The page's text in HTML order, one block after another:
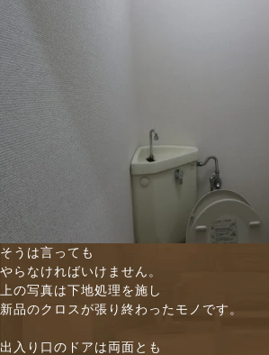
そうは言っても
やらなければいけません。
上の写真は下地処理を施し
新品のクロスが張り終わったモノです。
出入り口のドアは両面とも